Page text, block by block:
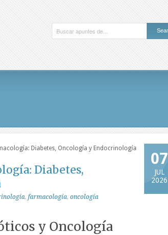
07
JUL
2026
Diabetes, Oncología y Endocrinología
Diabetes,
, farmacología, oncología
y Oncología